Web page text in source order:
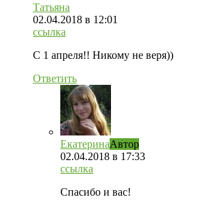
Татьяна
02.04.2018 в 12:01
ссылка
С 1 апреля!! Никому не веря))
Ответить
ЕкатеринаАвтор
02.04.2018 в 17:33
ссылка
Спасибо и вас!